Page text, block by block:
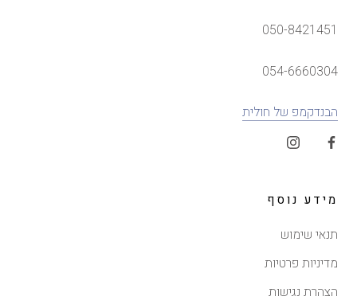
050-8421451
054-6660304
הבנדקמפ של חולית
מידע נוסף
תנאי שימוש
מדיניות פרטיות
הצהרת נגישות